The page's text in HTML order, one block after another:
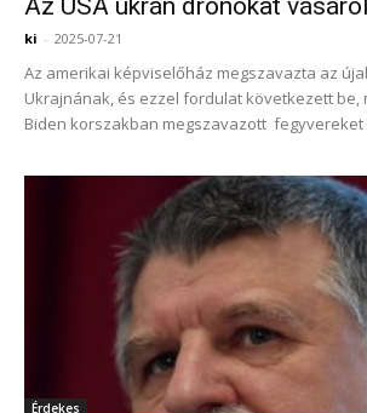
Az USA ukrán drónokat
ki - 2025-07-21
Az amerikai képviselőház megszavazta az
Ukrajnának, és ezzel fordulat következett be,
Biden korszakban megszavazott fegyvereket
Érdekes